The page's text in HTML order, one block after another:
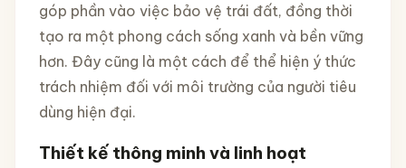
góp phần vào việc bảo vệ trái đất, đồng thời
tạo ra một phong cách sống xanh và bền vững
hơn. Đây cũng là một cách để thể hiện ý thức
trách nhiệm đối với môi trường của người tiêu
dùng hiện đại.
Thiết kế thông minh và linh hoạt